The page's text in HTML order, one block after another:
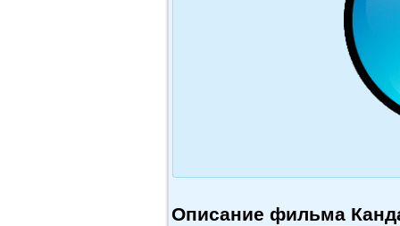
Описание фильма